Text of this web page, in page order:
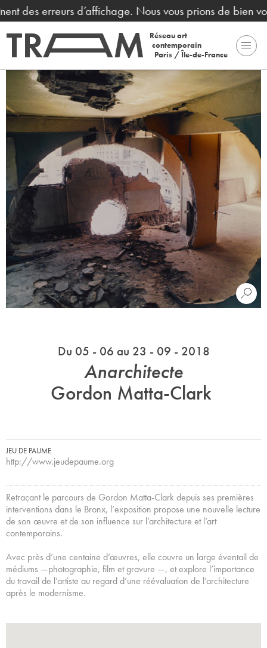
erreurs d’affichage. Nous vous prions de bien
Réseau art
contemporain
Paris / Île-de-France
Du 05 - 06 au 23 - 09 - 2018
Anarchitecte
Gordon Matta-Clark
JEU DE PAUME
http://www.jeudepaume.org
Retraçant le parcours de Gordon Matta-Clark depuis ses premières
interventions dans le Bronx, l’exposition propose une nouvelle lecture
de son œuvre et de son influence sur l’architecture et l’art
contemporains.
Avec près d’une centaine d’œuvres, elle couvre un large éventail de
médiums —photographie, film et gravure —, et explore l’importance
du travail de l’artiste au regard d’une réévaluation de l’architecture
après le modernisme.